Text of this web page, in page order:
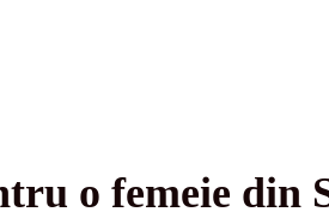
o femeie din